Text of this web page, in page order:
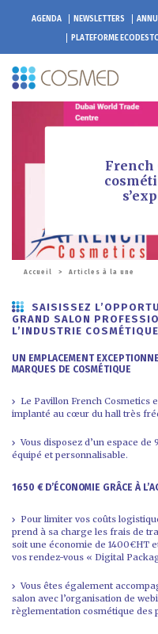
AGENDA NEWSLETTERS
PLATEFORME
French
Accueil > Articles à la une
SAISISSEZ
GRAND SALON
L’INDUSTRIE
UN EMPLACEMENT
MARQUES DE COSMÉTIQUE
Le Pavillon French Cosmetics
implanté au cœur du hall très
Vous disposez d’un espace de
équipé et personnalisable.
1650 € D’ÉCONOMIE GRÂCE À
Pour limiter vos coûts
prend à sa charge les frais de
soit une économie de 1400€HT
vos rendez-vous « Digital
Vous êtes également
salon avec l’organisation de
règlementation cosmétique des